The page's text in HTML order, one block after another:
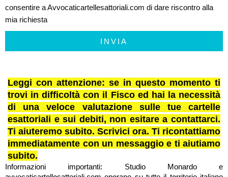
consentire a Avvocaticartellesattoriali.com di dare riscontro alla
mia richiesta
INVIA
Leggi con attenzione: se in questo momento ti
trovi in difficoltà con il Fisco ed hai la necessità
di una veloce valutazione sulle tue cartelle
esattoriali e sui debiti, non esitare a contattarci.
Ti aiuteremo subito. Scrivici ora. Ti ricontattiamo
immediatamente con un messaggio e ti aiutiamo
subito.
Informazioni importanti: Studio Monardo e